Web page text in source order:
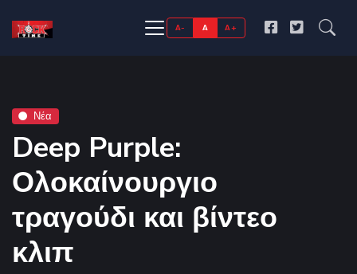
A- A A+
Νέα
Deep Purple:
Ολοκαίνουργιο
τραγούδι και βίντεο
κλιπ